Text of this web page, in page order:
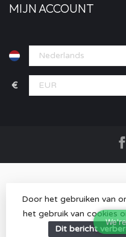
MIJN ACCOUNT
€
© Copyright 2026 MOOD
Lightspeed
Door het gebruiken van
het gebruik van cookies
Dit bericht